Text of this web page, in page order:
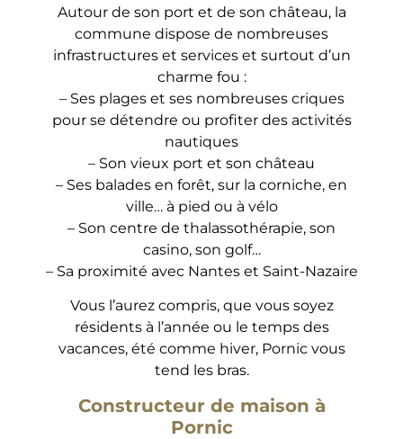
Autour de son port et de son château, la
commune dispose de nombreuses
infrastructures et services et surtout d’un
charme fou :
– Ses plages et ses nombreuses criques
pour se détendre ou profiter des activités
nautiques
– Son vieux port et son château
– Ses balades en forêt, sur la corniche, en
ville… à pied ou à vélo
– Son centre de thalassothérapie, son
casino, son golf…
– Sa proximité avec Nantes et Saint-Nazaire
Vous l’aurez compris, que vous soyez
résidents à l’année ou le temps des
vacances, été comme hiver, Pornic vous
tend les bras.
Constructeur de maison à
Pornic